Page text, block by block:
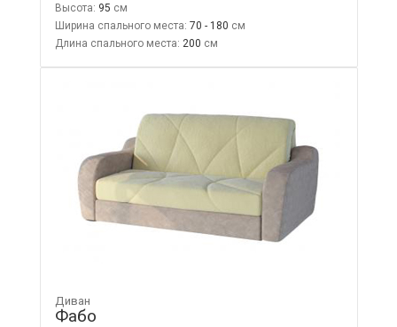
Высота: 95
Ширина спального места: 70 - 180
Длина спального места: 200
Диван
Фабо